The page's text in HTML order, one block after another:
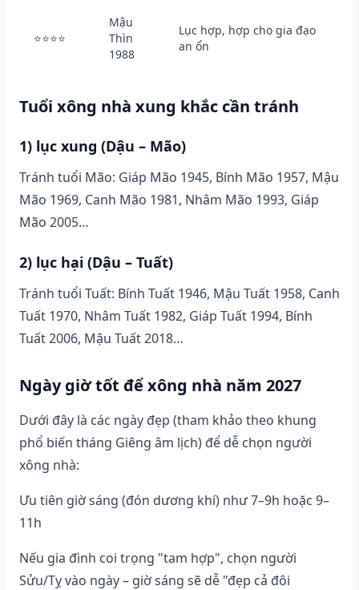
⭐⭐⭐⭐
Mậu
Thìn
1988
Lục hợp, hợp cho gia đạo
an ổn
Tuổi xông nhà xung khắc cần tránh
1) lục xung (Dậu – Mão)
Tránh tuổi Mão: Giáp Mão 1945, Bính Mão 1957, Mậu
Mão 1969, Canh Mão 1981, Nhâm Mão 1993, Giáp
Mão 2005…
2) lục hại (Dậu – Tuất)
Tránh tuổi Tuất: Bính Tuất 1946, Mậu Tuất 1958, Canh
Tuất 1970, Nhâm Tuất 1982, Giáp Tuất 1994, Bính
Tuất 2006, Mậu Tuất 2018…
Ngày giờ tốt để xông nhà năm 2027
Dưới đây là các ngày đẹp (tham khảo theo khung
phổ biến tháng Giêng âm lịch) để dễ chọn người
xông nhà:
Ưu tiên giờ sáng (đón dương khí) như 7–9h hoặc 9–
11h
Nếu gia đình coi trọng "tam hợp", chọn người
Sửu/Tỵ vào ngày – giờ sáng sẽ dễ "đẹp cả đôi